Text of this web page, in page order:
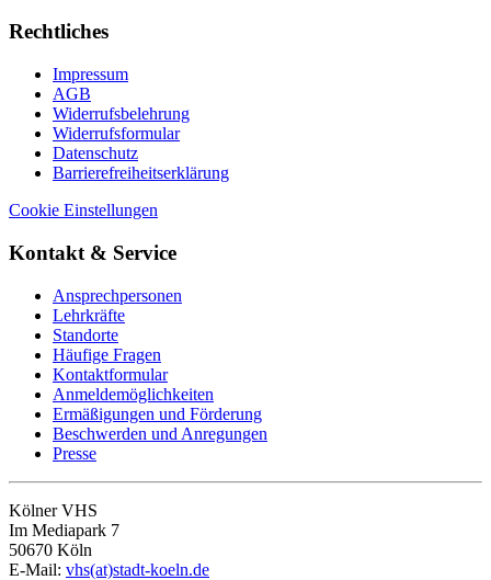
Rechtliches
Impressum
AGB
Widerrufsbelehrung
Widerrufsformular
Datenschutz
Barrierefreiheitserklärung
Cookie Einstellungen
Kontakt & Service
Ansprechpersonen
Lehrkräfte
Standorte
Häufige Fragen
Kontaktformular
Anmeldemöglichkeiten
Ermäßigungen und Förderung
Beschwerden und Anregungen
Presse
Kölner VHS
Im Mediapark 7
50670 Köln
E-Mail: vhs(at)stadt-koeln.de